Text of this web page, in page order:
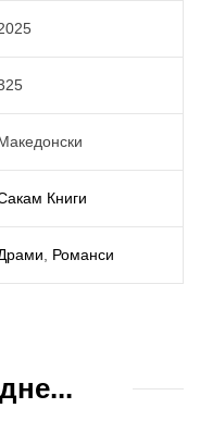
Книги
, Романси